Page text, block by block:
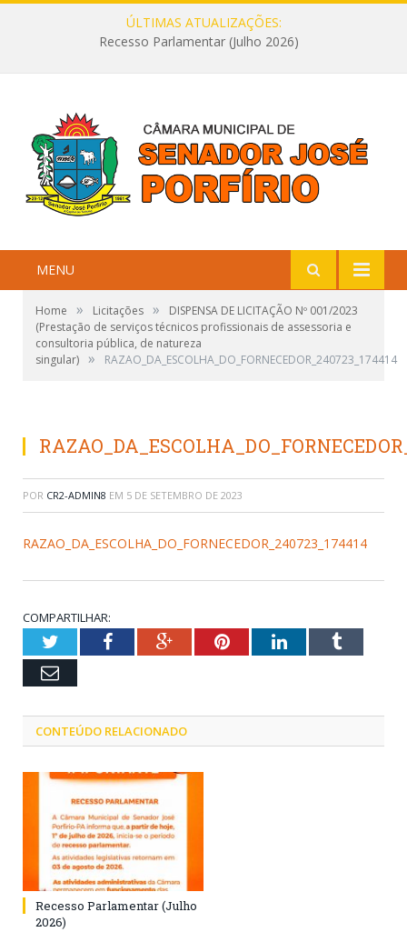
ÚLTIMAS ATUALIZAÇÕES:
Recesso Parlamentar (Julho 2026)
MENU
Home » Licitações »
DISPENSA DE LICITAÇÃO Nº 001/2023
(Prestação de serviços técnicos profissionais de assessoria e
consultoria pública, de natureza
singular) » RAZAO_DA_ESCOLHA_DO_FORNECEDOR_240723_174414
POR CR2-ADMIN8 EM 5 DE SETEMBRO DE 2023
RAZAO_DA_ESCOLHA_DO_FORNECEDOR_240723_174414
COMPARTILHAR:
TwitterFacebookGoogle+PinterestLinkedInTumblr
Email
CONTEÚDO RELACIONADO
Recesso Parlamentar (Julho
2026)